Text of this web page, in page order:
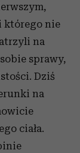
którego nie
na
sprawy,
Dziś
na
ciała.